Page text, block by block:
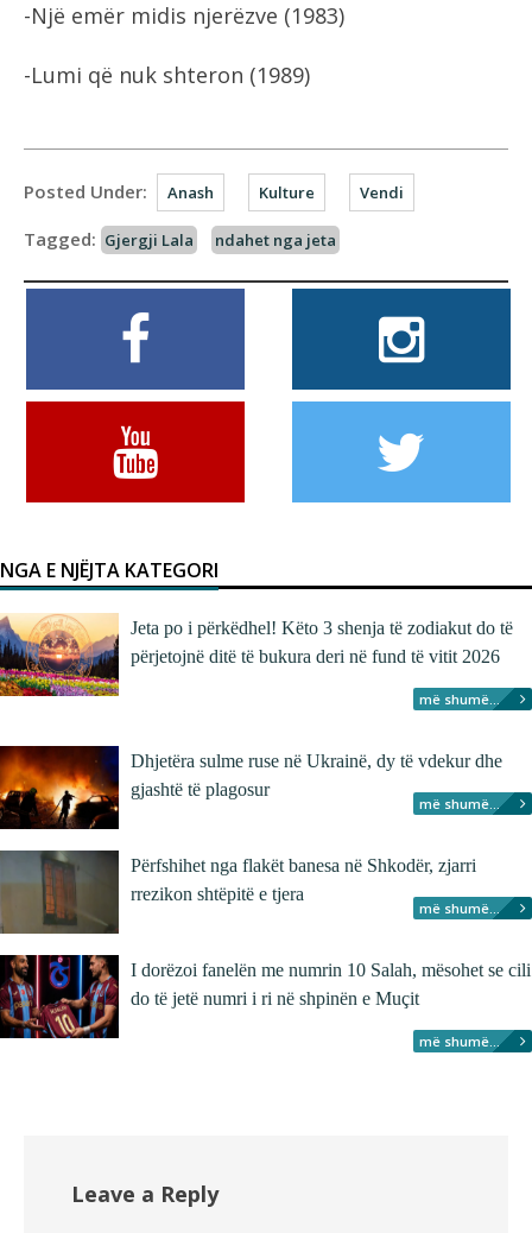
-Një emër midis njerëzve (1983)
-Lumi që nuk shteron (1989)
Posted Under: Anash Kulture Vendi
Tagged: Gjergji Lala ndahet nga jeta
NGA E NJËJTA KATEGORI
Jeta po i përkëdhel! Këto 3 shenja të zodiakut do të
përjetojnë ditë të bukura deri në fund të vitit 2026
më shumë...
Dhjetëra sulme ruse në Ukrainë, dy të vdekur dhe
gjashtë të plagosur
më shumë...
Përfshihet nga flakët banesa në Shkodër, zjarri
rrezikon shtëpitë e tjera
më shumë...
I dorëzoi fanelën me numrin 10 Salah, mësohet se cili
do të jetë numri i ri në shpinën e Muçit
më shumë...
Leave a Reply